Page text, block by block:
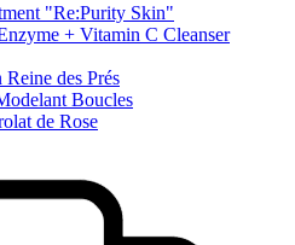
"Re:Purity Skin"
+ Vitamin C Cleanser
des Prés
Boucles
de Rose